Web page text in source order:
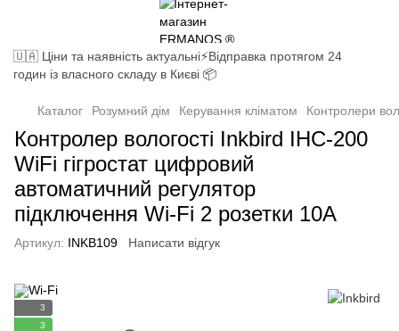
🇺🇦 Ціни та наявність актуальні⚡Відправка протягом 24
годин із власного складу в Києві 📦
Каталог Розумний дім Керування кліматом Контролери
Контролер вологості Inkbird IHC-200
WiFi гігростат цифровий
автоматичний регулятор
підключення Wi-Fi 2 розетки 10А
Артикул: INKB109 Написати відгук
3
3